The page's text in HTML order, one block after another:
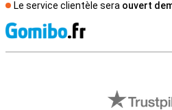
Le service clientèle sera ouvert